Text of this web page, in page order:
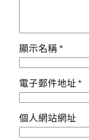
顯示名稱*
電子郵件地址*
個人網站網址